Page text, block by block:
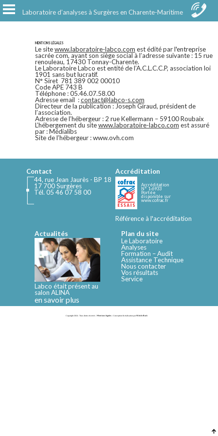
Laboratoire d’analyses à Surgères en Charente-Maritime
Toggle
navigation
MENTIONS LÉGALES
Le sitewww.laboratoire-labco.com est édité par l'entreprise
sacrée com, ayant son siège social à l’adresse suivante : 15 rue
renouleau, 17430 Tonnay-Charente.
Le Laboratoire Labco est entité de l’A.C.L.C.C.P, association loi
1901 sans but lucratif.
N° Siret 781 389 002 00010
Code APE 743 B
Téléphone : 05.46.07.58.00
Adresse email :contact@labco-s.com
Directeur de la publication : Joseph Giraud, président de
l’association.
Adresse de l’hébergeur : 2 rue Kellermann – 59100 Roubaix
L’hébergement du sitewww.laboratoire-labco.com est assuré
par : Médialibs
Site de l’hébergeur : www.ovh.com
Contact
44, rue Jean Jaurès - BP 18
17 700 Surgères
Tél. 05 46 07 58 00
Accréditation
Accréditation
N° 1-6933
Portée
disponible sur
www.cofrac.fr
Référence à l'accréditation
Actualités
Labco était présent au
salon ALINA
en savoir plus
Plan du site
Le Laboratoire
Analyses
Formation – Audit
Assistance Technique
Nous contacter
Vos résultats
Service
Copyright 2024 - Tous droits réservés - Mentions légales - Conception & réalisation parWeb In Back